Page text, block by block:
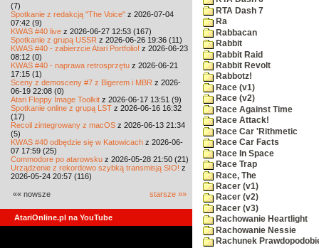
(7)
Spotkanie z redakcją "The Voice" z 2026-07-04
07:42 (9)
KWAS #40 live z 2026-06-27 12:53 (167)
Spotkanie z grupą USSR z 2026-06-26 19:36 (11)
KWAS #40 - zabierzcie Atari Portfolio! z 2026-06-23
08:12 (0)
KWAS #40 - naprawa retrosprzętu z 2026-06-21
17:15 (1)
Sceny z demosceny #7 z Bigerem i MBR z 2026-
06-19 22:08 (0)
Atari Floppy Image Toolkit z 2026-06-17 13:51 (9)
Spotkanie online z grupą LST z 2026-06-16 16:32
(17)
Recoil zintegrowany z macOS z 2026-06-13 21:34
(5)
KWAS #40 odbędzie się w Katowicach z 2026-06-
07 17:59 (25)
Commodore po atarowsku z 2026-05-28 21:50 (21)
Urządzenie z rekordowo szybką transmisją SIO! z
2026-05-24 20:57 (116)
«« nowsze starsze »»
AtariOnline.pl na YouTube
RTA Dash 7
Ra
Rabbacan
Rabbit
Rabbit Raid
Rabbit Revolt
Rabbotz!
Race (v1)
Race (v2)
Race Against Time
Race Attack!
Race Car 'Rithmetic
Race Car Facts
Race In Space
Race Trap
Race, The
Racer (v1)
Racer (v2)
Racer (v3)
Rachowanie Heartlight
Rachowanie Nessie
Rachunek